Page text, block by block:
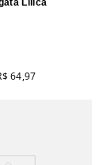
Lilica
64,97